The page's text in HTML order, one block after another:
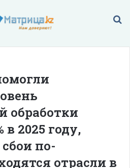
обработки
в 2025 году,
по-
отрасли в